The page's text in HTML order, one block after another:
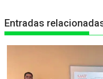
r
Entradas